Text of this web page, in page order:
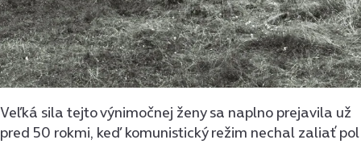
Veľká sila tejto výnimočnej ženy sa naplno prejavila už
pred 50 rokmi, keď komunistický režim nechal zaliať pol